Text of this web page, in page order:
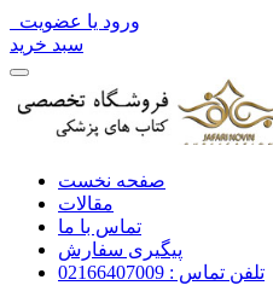
ورود یا عضویت
سبد خرید
صفحه نخست
مقالات
تماس با ما
پیگیری سفارش
تلفن تماس : 02166407009